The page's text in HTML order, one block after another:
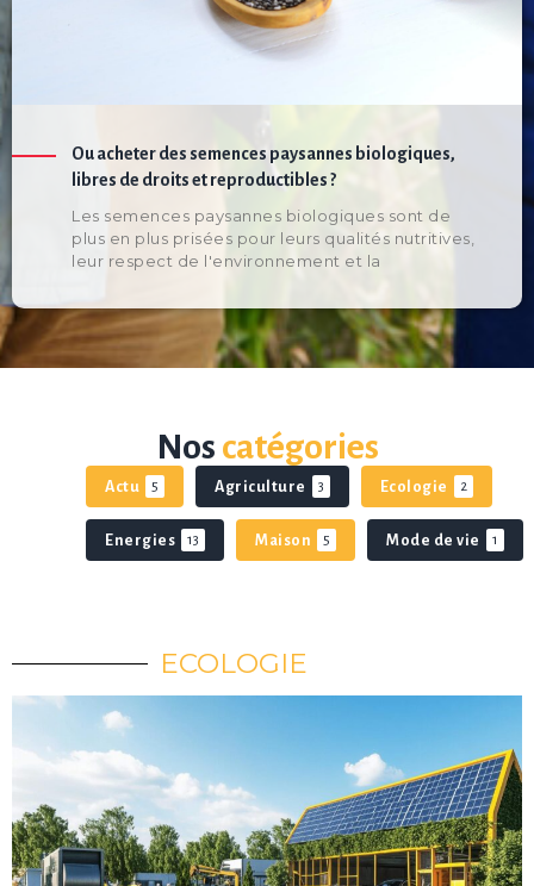
Ou acheter des semences paysannes biologiques,
libres de droits et reproductibles ?
Les semences paysannes biologiques sont de
plus en plus prisées pour leurs qualités nutritives,
leur respect de l'environnement et la
Nos catégories
Actu 5 Agriculture 3 Ecologie 2
Energies 13 Maison 5 Mode de vie 1
ECOLOGIE